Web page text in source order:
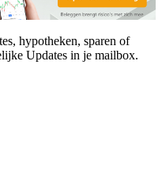
hypotheken, sparen of
Updates in je mailbox.